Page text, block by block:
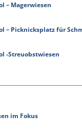
– Magerwiesen
– Picknicksplatz für
-Streuobstwiesen
im Fokus